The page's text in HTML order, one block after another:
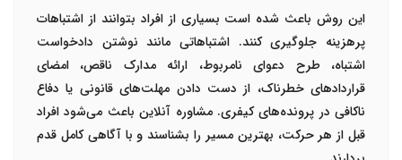
این روش باعث شده است بسیاری از افراد بتوانند از اشتباهات
پرهزینه جلوگیری کنند. اشتباهاتی مانند نوشتن دادخواست
اشتباه، طرح دعوای نامربوط، ارائه مدارک ناقص، امضای
قراردادهای خطرناک، از دست دادن مهلت‌های قانونی یا دفاع
ناکافی در پرونده‌های کیفری. مشاوره آنلاین باعث می‌شود افراد
قبل از هر حرکت، بهترین مسیر را بشناسند و با آگاهی کامل قدم